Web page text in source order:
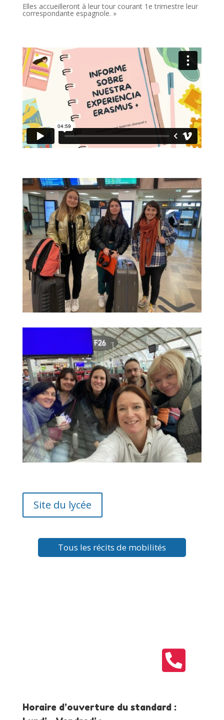
Elles accueilleront à leur tour courant 1e trimestre leur
correspondante espagnole. »
Site du lycée
Tous les récits de mobilités

Horaire d’ouverture du standard :